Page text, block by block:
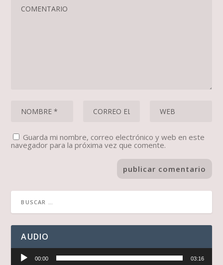
Guarda mi nombre, correo electrónico y web en este
navegador para la próxima vez que comente.
AUDIO
00:00 03:16